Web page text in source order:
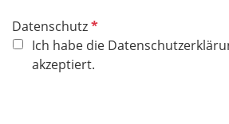
DatenschutzP
f
l
Ich habe die
akzeptiert.